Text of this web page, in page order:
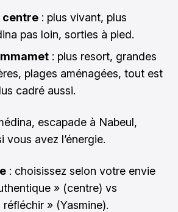
centre : plus vivant, plus
pas loin, sorties à pied.
: plus resort, grandes
plages aménagées, tout est
cadré aussi.
escapade à Nabeul,
vous avez l’énergie.
: choisissez selon votre envie
» (centre) vs
» (Yasmine).